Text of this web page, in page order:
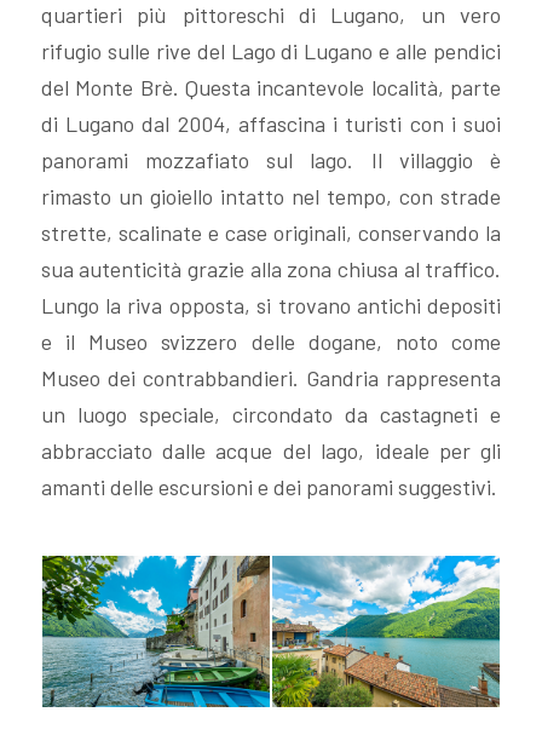
quartieri più pittoreschi di Lugano, un vero
rifugio sulle rive del Lago di Lugano e alle pendici
del Monte Brè. Questa incantevole località, parte
di Lugano dal 2004, affascina i turisti con i suoi
panorami mozzafiato sul lago. Il villaggio è
rimasto un gioiello intatto nel tempo, con strade
strette, scalinate e case originali, conservando la
sua autenticità grazie alla zona chiusa al traffico.
Lungo la riva opposta, si trovano antichi depositi
e il Museo svizzero delle dogane, noto come
Museo dei contrabbandieri. Gandria rappresenta
un luogo speciale, circondato da castagneti e
abbracciato dalle acque del lago, ideale per gli
amanti delle escursioni e dei panorami suggestivi.
VALUTA
NEWS
AZIENDA
CONTATTI
AWARDS